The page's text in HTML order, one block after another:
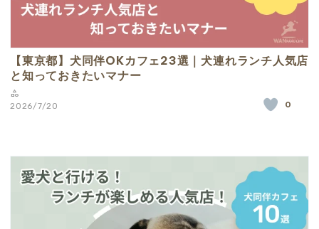
【東京都】犬同伴OKカフェ23選｜犬連れランチ人気店
と知っておきたいマナー
2026/7/20 0